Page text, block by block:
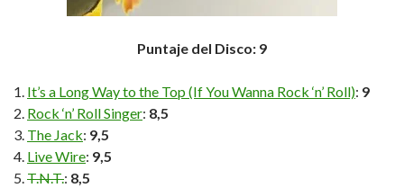
Puntaje del Disco: 9
It’s a Long Way to the Top (If You Wanna Rock ‘n’ Roll): 9
Rock ‘n’ Roll Singer: 8,5
The Jack: 9,5
Live Wire: 9,5
T.N.T.: 8,5